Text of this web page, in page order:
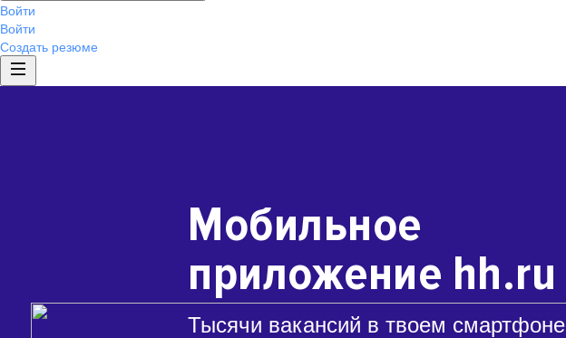
Войти
Войти
Создать резюме
Мобильное
приложение hh.ru
Тысячи вакансий в твоем смартфоне